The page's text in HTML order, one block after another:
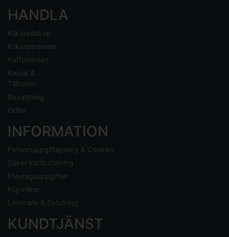
HANDLA
Köksredskap
Köksapparater
Kaffehörnan
Knivar &
Tillbehör
Bevattning
Grillar
INFORMATION
Personuppgiftspolicy & Cookies
Säker kortbetalning
Företagsuppgifter
Köpvillkor
Leverans & Betalning
KUNDTJÄNST